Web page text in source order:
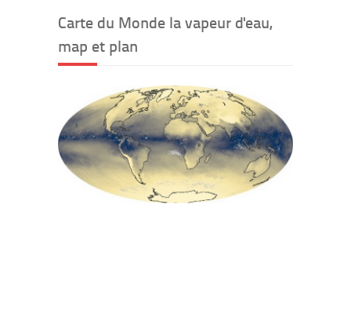
Carte du Monde la vapeur d'eau,
map et plan